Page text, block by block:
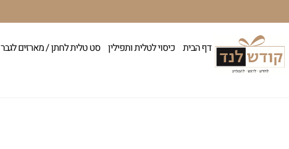
דף הבית כיסוי לטלית ותפילין סט טלית לחתן / מארזים לגבר